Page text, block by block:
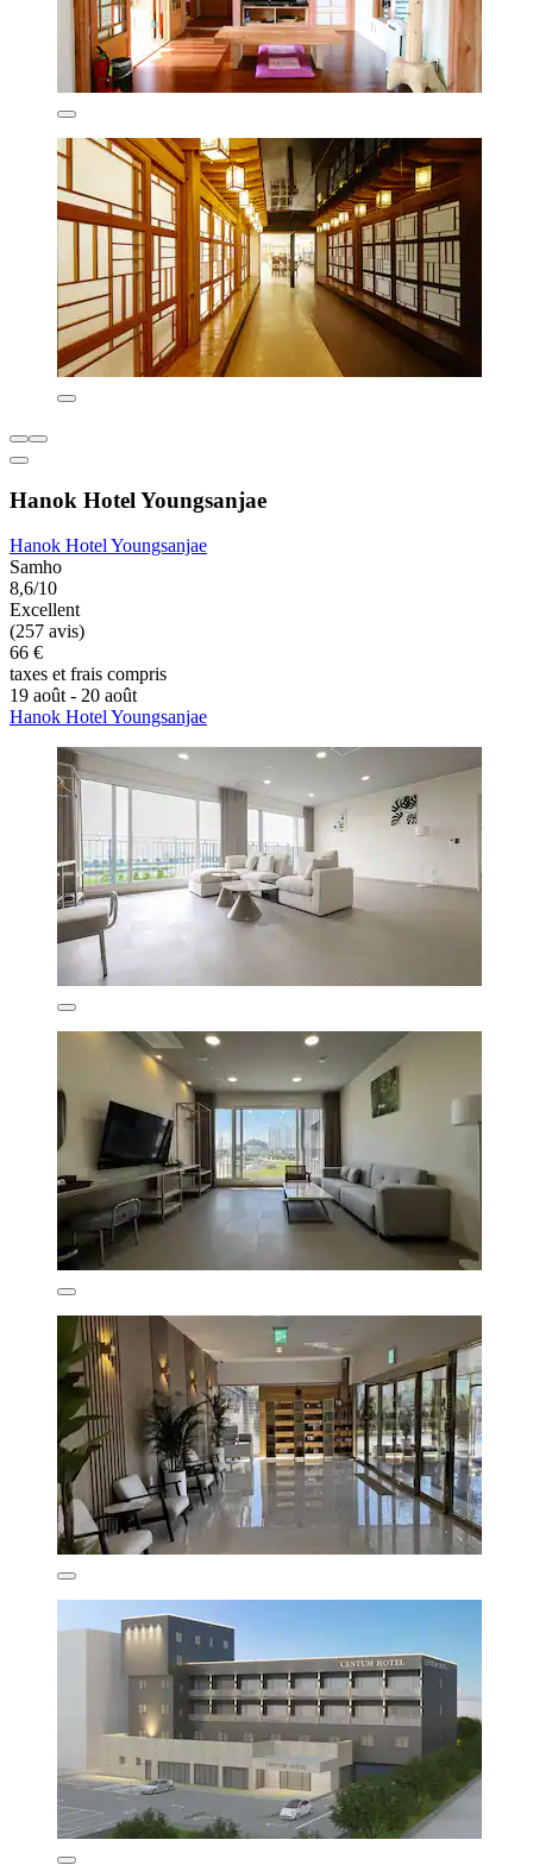
Hanok Hotel Youngsanjae
Hanok Hotel Youngsanjae
Samho
8,6/10
Excellent
(257 avis)
66 €
taxes et frais compris
19 août - 20 août
Hanok Hotel Youngsanjae